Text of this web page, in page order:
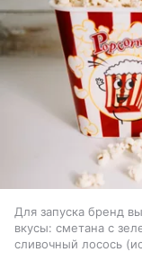
Для запуска бренд
вкусы: сметана с
сливочный лосось